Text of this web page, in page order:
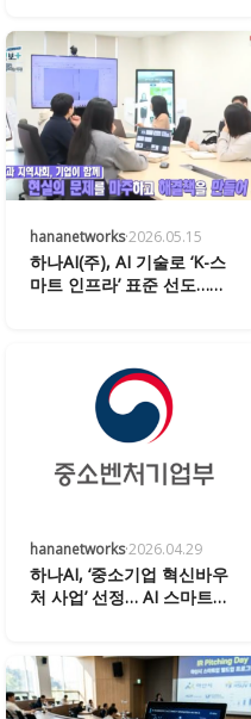
hananetworks·2026.05.15
하나AI(주), AI 기술로 ‘K-스
마트 인프라’ 표준 선도…
hananetworks·2026.04.29
하나AI, ‘중소기업 혁신바우
처 사업’ 선정… AI 스마트시